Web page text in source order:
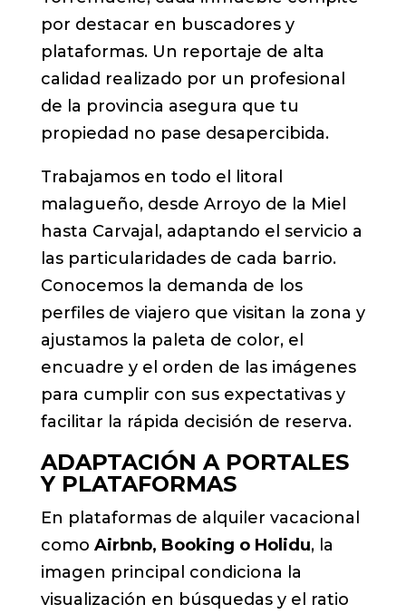
por destacar en buscadores y
plataformas. Un reportaje de alta
calidad realizado por un profesional
de la provincia asegura que tu
propiedad no pase desapercibida.
Trabajamos en todo el litoral
malagueño, desde Arroyo de la Miel
hasta Carvajal, adaptando el servicio a
las particularidades de cada barrio.
Conocemos la demanda de los
perfiles de viajero que visitan la zona y
ajustamos la paleta de color, el
encuadre y el orden de las imágenes
para cumplir con sus expectativas y
facilitar la rápida decisión de reserva.
ADAPTACIÓN A PORTALES
Y PLATAFORMAS
En plataformas de alquiler vacacional
como Airbnb, Booking o Holidu, la
imagen principal condiciona la
visualización en búsquedas y el ratio